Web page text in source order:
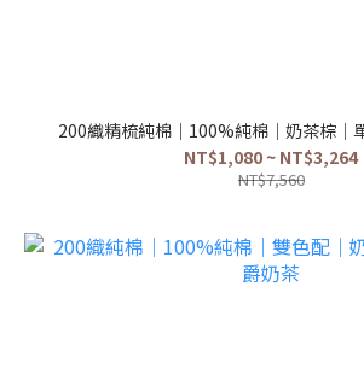
200織精梳純棉｜100%純棉｜奶茶棕｜
NT$1,080 ~ NT$3,264
NT$7,560